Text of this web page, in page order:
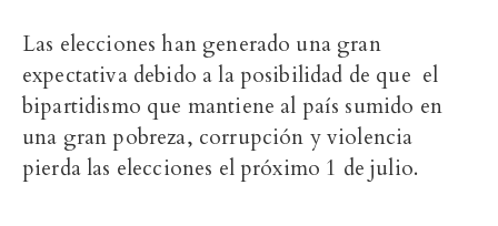
Las elecciones han generado una gran
expectativa debido a la posibilidad de que el
bipartidismo que mantiene al país sumido en
una gran pobreza, corrupción y violencia
pierda las elecciones el próximo 1 de julio.